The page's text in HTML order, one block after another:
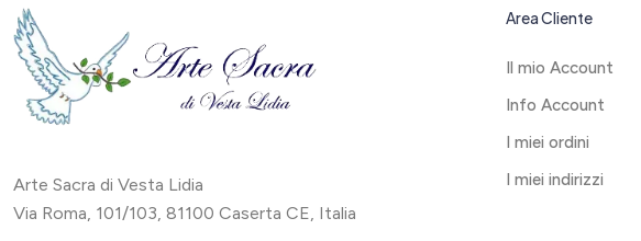
Arte Sacra di Vesta Lidia
Via Roma, 101/103, 81100 Caserta CE, Italia
Area Cliente
Il mio Account
Info Account
I miei ordini
I miei indirizzi